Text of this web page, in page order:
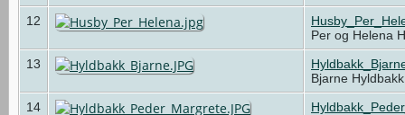
12
Per og Helena
13
Bjarne
14